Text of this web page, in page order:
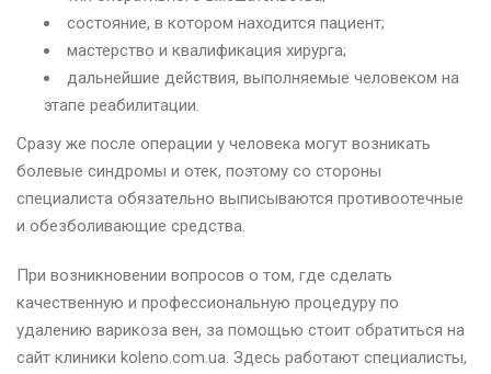
состояние, в котором находится пациент;
мастерство и квалификация хирурга;
дальнейшие действия, выполняемые человеком на
этапе реабилитации.
Сразу же после операции у человека могут возникать
болевые синдромы и отек, поэтому со стороны
специалиста обязательно выписываются противоотечные
и обезболивающие средства.
При возникновении вопросов о том, где сделать
качественную и профессиональную процедуру по
удалению варикоза вен, за помощью стоит обратиться на
сайт клиники koleno.com.ua. Здесь работают специалисты,